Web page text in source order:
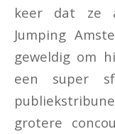
keer dat ze
Jumping
geweldig om
een super
grotere